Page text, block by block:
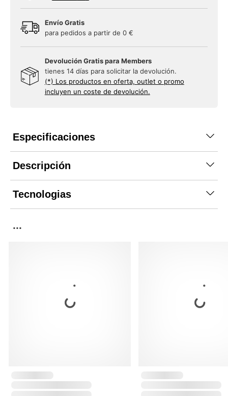
Envío Gratis
para pedidos a partir de 0 €
Devolución Gratis para Members
tienes 14 días para solicitar la devolución.
(*) Los productos en oferta, outlet o promo
incluyen un coste de devolución.
Especificaciones
Descripción
Tecnologias
...